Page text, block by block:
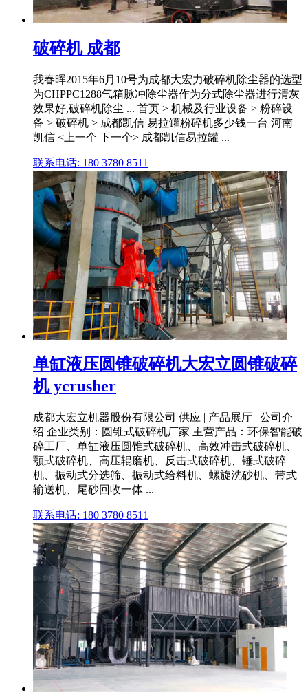
破碎机 成都
我春晖2015年6月10号为成都大宏力破碎机除尘器的选型
为CHPPC1288气箱脉冲除尘器作为分式除尘器进行清灰
效果好,破碎机除尘 ... 首页 > 机械及行业设备 > 粉碎设
备 > 破碎机 > 成都凯信 易拉罐粉碎机多少钱一台 河南
凯信 <上一个 下一个> 成都凯信易拉罐 ...
联系电话: 180 3780 8511
单缸液压圆锥破碎机大宏立圆锥破碎
机 ycrusher
成都大宏立机器股份有限公司 供应 | 产品展厅 | 公司介
绍 企业类别：圆锥式破碎机厂家 主营产品：环保智能破
碎工厂、单缸液压圆锥式破碎机、高效冲击式破碎机、
颚式破碎机、高压辊磨机、反击式破碎机、锤式破碎
机、振动式分选筛、振动式给料机、螺旋洗砂机、带式
输送机、尾砂回收一体 ...
联系电话: 180 3780 8511